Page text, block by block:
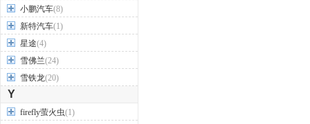
小鹏汽车(8)
新特汽车(1)
星途(4)
雪佛兰(24)
雪铁龙(20)
Y
firefly萤火虫(1)